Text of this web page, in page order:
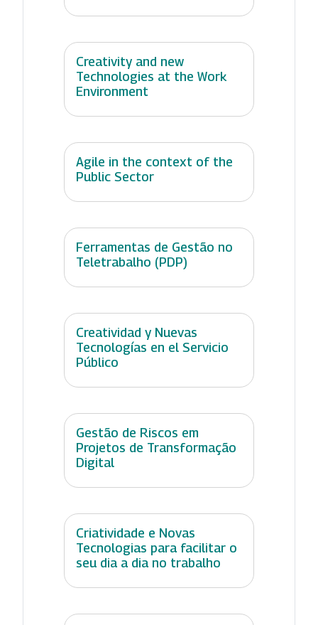
Creativity and new
Technologies at the Work
Environment
Agile in the context of the
Public Sector
Ferramentas de Gestão no
Teletrabalho (PDP)
Creatividad y Nuevas
Tecnologías en el Servicio
Público
Gestão de Riscos em
Projetos de Transformação
Digital
Criatividade e Novas
Tecnologias para facilitar o
seu dia a dia no trabalho